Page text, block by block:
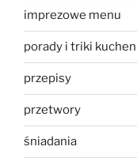
imprezowe menu
porady i triki
przepisy
przetwory
śniadania